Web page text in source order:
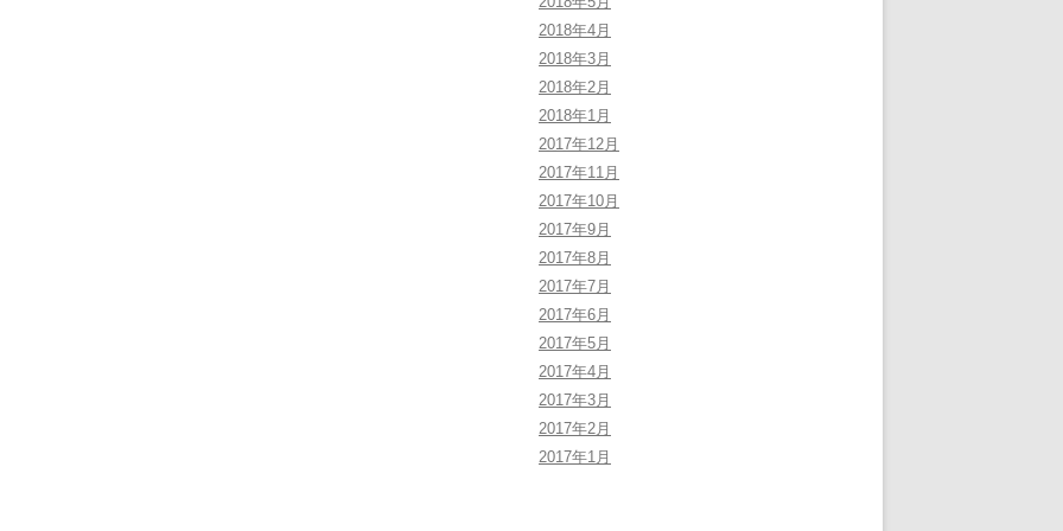
2018年4月
2018年3月
2018年2月
2018年1月
2017年12月
2017年11月
2017年10月
2017年9月
2017年8月
2017年7月
2017年6月
2017年5月
2017年4月
2017年3月
2017年2月
2017年1月